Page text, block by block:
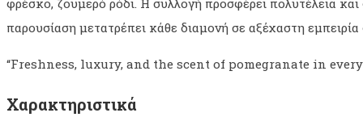
φρέσκο, ζουμερό ρόδι. Η συλλογή προσφέρει πολυτέλεια
παρουσίαση μετατρέπει κάθε διαμονή σε αξέχαστη εμπειρία
“Freshness, luxury, and the scent of pomegranate in
Χαρακτηριστικά